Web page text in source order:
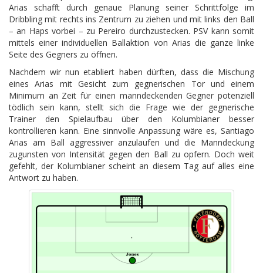
Arias schafft durch genaue Planung seiner Schrittfolge im
Dribbling mit rechts ins Zentrum zu ziehen und mit links den Ball
– an Haps vorbei – zu Pereiro durchzustecken. PSV kann somit
mittels einer individuellen Ballaktion von Arias die ganze linke
Seite des Gegners zu öffnen.
Nachdem wir nun etabliert haben dürften, dass die Mischung
eines Arias mit Gesicht zum gegnerischen Tor und einem
Minimum an Zeit für einen manndeckenden Gegner potenziell
tödlich sein kann, stellt sich die Frage wie der gegnerische
Trainer den Spielaufbau über den Kolumbianer besser
kontrollieren kann. Eine sinnvolle Anpassung wäre es, Santiago
Arias am Ball aggressiver anzulaufen und die Manndeckung
zugunsten von Intensität gegen den Ball zu opfern. Doch weit
gefehlt, der Kolumbianer scheint an diesem Tag auf alles eine
Antwort zu haben.